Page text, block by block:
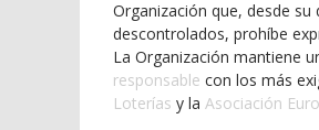
Organización que, desde
descontrolados, prohíbe
La Organización mantiene
responsable con los más
Loterías y la Asociación